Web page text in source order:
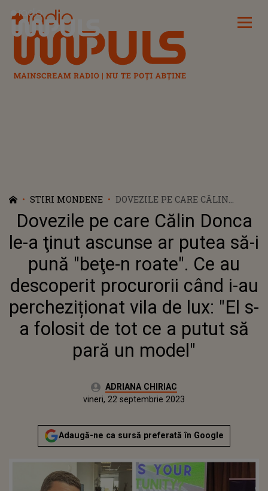
Radio Impuls
STIRI MONDENE
DOVEZILE PE CARE CĂLIN
DONCA LE-A ŢINUT ASCUNSE
AR PUTEA SĂ-I PUNĂ "BEŢE-N
ROATE". CE AU DESCOPERIT
PROCURORII CÂND I-AU
PERCHEZIȚIONAT VILA DE LUX:
PUTUT SĂ PARĂ UN MODEL"
Dovezile pe care Călin Donca
le-a ţinut ascunse ar putea să-i
pună "beţe-n roate". Ce au
descoperit procurorii când i-au
percheziționat vila de lux: "El s-
a folosit de tot ce a putut să
pară un model"
Autor:ADRIANA CHIRIAC
vineri, 22 septembrie 2023
Actualizat:
vineri, 22 septembrie 2023
Adaugă-ne ca sursă preferată în Google